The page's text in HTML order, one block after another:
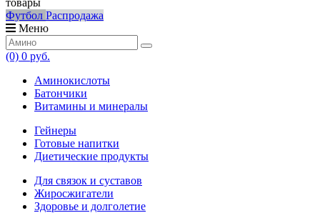
товары
Футбол Распродажа
Меню
(0) 0 руб.
Аминокислоты
Батончики
Витамины и минералы
Гейнеры
Готовые напитки
Диетические продукты
Для связок и суставов
Жиросжигатели
Здоровье и долголетие